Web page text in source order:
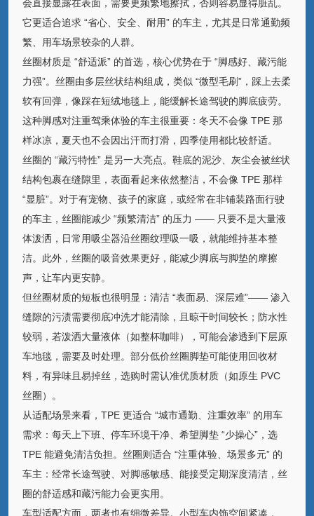
会直接显露在表面，需要更频繁地擦拭，否则容易显得脏乱。
它更适合追求 “省心、安全、耐用” 的车主，尤其是日常通勤频
繁、用车场景较杂的人群。
丝圈材质是 “舒适派” 的首选，核心优势在于 “脚感好、藏污能
力强”。丝圈由多层丝状结构组成，类似 “微型毛刷”，踩上去柔
软有回弹，像踩在短绒地毯上，能缓解长途驾驶的脚底疲劳。
这种脚感对注重驾乘体验的车主很重要：冬天不会像 TPE 那
样冰凉，夏天也不会因出汗而打滑，四季使用都比较舒适。
丝圈的 “藏污特性” 是另一大亮点。鞋底的泥沙、灰尘会被丝状
结构包裹在缝隙里，表面看起来依然整洁，不会像 TPE 那样
“显脏”。对于有宠物、孩子的家庭，或经常在非铺装路面行驶
的车主，丝圈能减少 “频繁清洁” 的压力 —— 只要不是大量液
体泼洒，日常用吸尘器沿丝圈纹理吸一吸，就能维持基本整
洁。此外，丝圈的吸音效果更好，能减少脚底与脚垫的摩擦
声，让车内更安静。
但丝圈材质的短板也很明显：清洁 “表面易、深层难”—— 渗入
缝隙的污渍需要彻底冲洗才能清除，且晾干时间较长；防水性
较弱，若泼洒大量液体（如整杯咖啡），可能会渗透到下层原
车地毯，需要及时处理。部分低价丝圈脚垫可能使用回收材
料，有异味且易掉丝，选购时需认准优质材质（如原生 PVC
丝圈）。
从适配场景来看，TPE 更适合 “城市通勤、注重效率” 的用车
需求：每天上下班、停车环境干净、希望脚垫 “少操心”，选
TPE 能避免清洁负担。丝圈则适合 “注重体验、场景多元” 的
车主：经常长途驾驶、对脚感敏感、能接受定期深度清洁，丝
圈的舒适感和藏污能力会更实用。
车型适配方面，两者也有细微差异。小型车内饰空间紧凑，